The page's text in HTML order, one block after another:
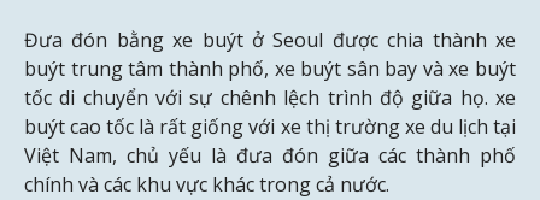
Đưa đón bằng xe buýt ở Seoul được chia thành xe
buýt trung tâm thành phố, xe buýt sân bay và xe buýt
tốc di chuyển với sự chênh lệch trình độ giữa họ. xe
buýt cao tốc là rất giống với xe thị trường xe du lịch tại
Việt Nam, chủ yếu là đưa đón giữa các thành phố
chính và các khu vực khác trong cả nước.